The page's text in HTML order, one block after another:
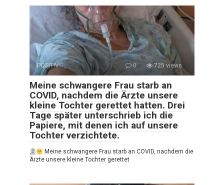
POSITIV 0 725 views
Meine schwangere Frau starb an
COVID, nachdem die Ärzte unsere
kleine Tochter gerettet hatten. Drei
Tage später unterschrieb ich die
Papiere, mit denen ich auf unsere
Tochter verzichtete.
Meine schwangere Frau starb an COVID, nachdem die
Ärzte unsere kleine Tochter gerettet